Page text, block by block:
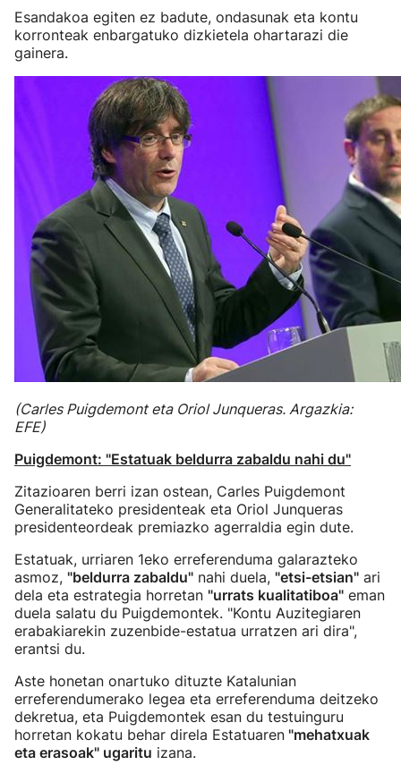
Esandakoa egiten ez badute, ondasunak eta kontu
korronteak enbargatuko dizkietela ohartarazi die
gainera.
(Carles Puigdemont eta Oriol Junqueras. Argazkia:
EFE)
Puigdemont: "Estatuak beldurra zabaldu nahi du"
Zitazioaren berri izan ostean, Carles Puigdemont
Generalitateko presidenteak eta Oriol Junqueras
presidenteordeak premiazko agerraldia egin dute.
Estatuak, urriaren 1eko erreferenduma galarazteko
asmoz, "beldurra zabaldu" nahi duela, "etsi-etsian" ari
dela eta estrategia horretan "urrats kualitatiboa" eman
duela salatu du Puigdemontek. "Kontu Auzitegiaren
erabakiarekin zuzenbide-estatua urratzen ari dira",
erantsi du.
Aste honetan onartuko dituzte Katalunian
erreferendumerako legea eta erreferenduma deitzeko
dekretua, eta Puigdemontek esan du testuinguru
horretan kokatu behar direla Estatuaren "mehatxuak
eta erasoak" ugaritu izana.